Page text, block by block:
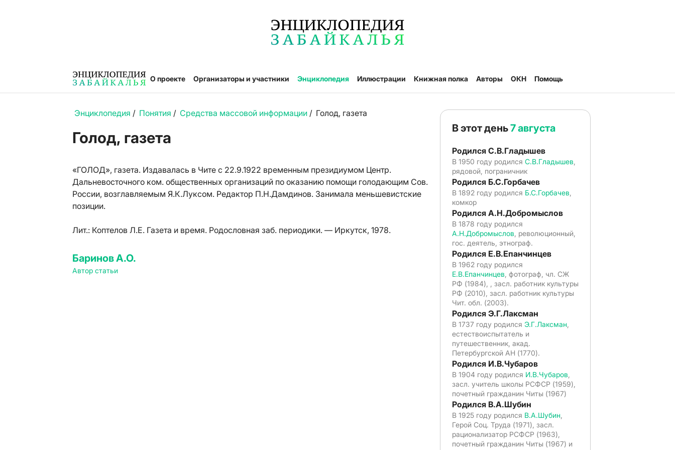
О проекте Организаторы и участники Энциклопедия Иллюстрации Книжная полка Авторы ОКН Помощь
Энциклопедия / Понятия / Средства массовой информации / Голод, газета
Голод, газета
«ГОЛОД», газета. Издавалась в Чите с 22.9.1922 временным президиумом Центр.
Дальневосточного ком. общественных организаций по оказанию помощи голодающим Сов.
России, возглавляемым Я.К.Луксом. Редактор П.Н.Дамдинов. Занимала меньшевистские
позиции.
Лит.: Коптелов Л.Е. Газета и время. Родословная заб. периодики. — Иркутск, 1978.
Баринов А.О.
Автор статьи
В этот день7 августа
Родился С.В.Гладышев
В 1950 году родился С.В.Гладышев
рядовой, пограничник
Родился Б.С.Горбачев
В 1892 году родился Б.С.Горбачев
комкор
Родился А.Н.Добромыслов
В 1878 году родился
А.Н.Добромыслов , революционный,
гос. деятель, этнограф.
Родился Е.В.Епанчинцев
В 1962 году родился
Е.В.Епанчинцев , фотограф, чл. СЖ
РФ (1984), , засл. работник культуры
РФ (2010), засл. работник культуры
Чит. обл. (2003).
Родился Э.Г.Лаксман
В 1737 году родился Э.Г.Лаксман
естествоиспытатель и
путешественник, акад.
Петербургской АН (1770).
Родился И.В.Чубаров
В 1904 году родился И.В.Чубаров
засл. учитель школы РСФСР (1959),
почетный гражданин Читы (1967)
Родился В.А.Шубин
В 1925 году родился В.А.Шубин
Герой Соц. Труда (1971), засл.
рационализатор РСФСР (1963),
почетный гражданин Читы (1967) и